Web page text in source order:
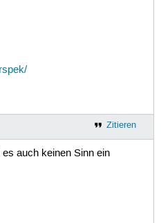
Zitieren
auch keinen Sinn ein